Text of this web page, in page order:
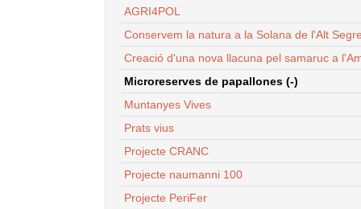
AGRI4POL
Conservem la natura a la Solana de l'Alt
Creació d'una nova llacuna pel samaruc a
Microreserves de papallones (-)
Muntanyes Vives
Prats vius
Projecte CRANC
Projecte naumanni 100
Projecte PeriFer